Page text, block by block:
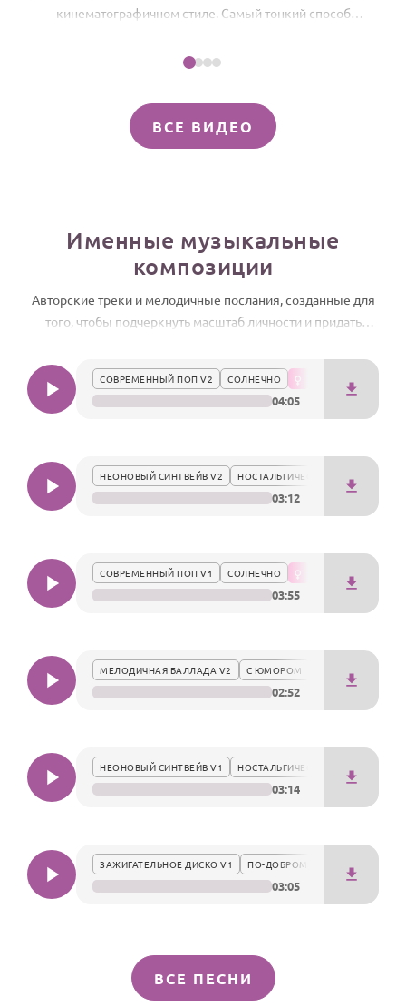
КОМУ
ПЕРСОНАЛЬНЫЕ
По именам
По годам
кинематографичном стиле. Самый тонкий способ
сейчас, чтобы подчеркнуть его индивидуальность и
удовольствия.
Адриан, с Днем рождения! Именное слайд-шоу
Посмотреть пример
ВСЕ ВИДЕО
Именные музыкальные
композиции
Авторские треки и мелодичные послания, созданные для
того, чтобы подчеркнуть масштаб личности и придать
смысла для яркого и запоминающегося момента.
СОВРЕМЕННЫЙ ПОП V2 СОЛНЕЧНО
04:05
НЕОНОВЫЙ СИНТВЕЙВ V2 НОСТАЛЬГИЧЕСКИ
03:12
СОВРЕМЕННЫЙ ПОП V1 СОЛНЕЧНО
03:55
МЕЛОДИЧНАЯ БАЛЛАДА V2 С ЮМОРОМ
02:52
НЕОНОВЫЙ СИНТВЕЙВ V1 НОСТАЛЬГИЧЕСКИ
03:14
ЗАЖИГАТЕЛЬНОЕ ДИСКО V1 ПО-ДОБРОМУ
03:05
ВСЕ ПЕСНИ